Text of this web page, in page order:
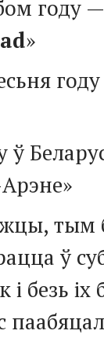
году
»
ў
тым
ў
і безь